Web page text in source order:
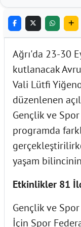
Ağrı'da 23-30
kutlanacak
Vali Lütfi
düzenlenen
Gençlik ve
programda
yaşam
Etkinlikler 81
Gençlik ve
İçin Spor